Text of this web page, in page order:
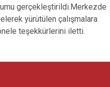
gerçekleştirildi.Merkezde
yürütülen çalışmalara
teşekkürlerini iletti.